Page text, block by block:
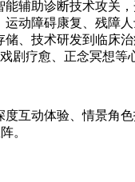
辅助诊断技术攻关
动障碍康复、残障
、技术研发到临床
剧疗愈、正念冥想等
互动体验、情景角
。